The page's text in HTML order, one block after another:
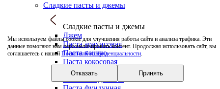
Мы используем файлы cookie для улучшения работы сайта и анализа трафика. Эти
данные помогают нам персонализировать контент. Продолжая использовать сайт, вы
соглашаетесь с нашей Политикой конфиденциальности.
Отказать Принять
Сладкие пасты и джемы
Сладкие пасты и джемы
Джем
Паста арахисовая
Паста кешью
Паста кокосовая
Паста кунжутная
Паста миндальная